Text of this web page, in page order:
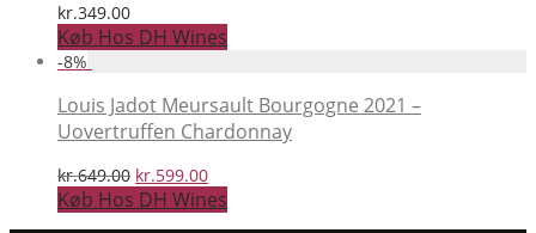
kr.349.00
Køb Hos DH Wines
-8%
Louis Jadot Meursault Bourgogne 2021 –
Uovertruffen Chardonnay
kr.649.00 Den
oprindelige
pris
kr.599.00Den
aktuelle
pris
Køb Hos DH Wines